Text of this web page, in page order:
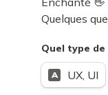
Quelques
Quel type
A UX, UI